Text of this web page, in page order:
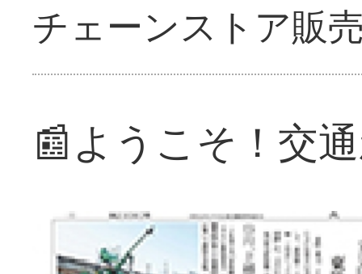
チェーンストア販
📰ようこそ！交